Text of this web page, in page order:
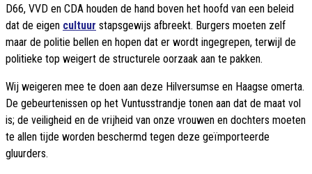
D66, VVD en CDA houden de hand boven het hoofd van een beleid
dat de eigen cultuur stapsgewijs afbreekt. Burgers moeten zelf
maar de politie bellen en hopen dat er wordt ingegrepen, terwijl de
politieke top weigert de structurele oorzaak aan te pakken.
Wij weigeren mee te doen aan deze Hilversumse en Haagse omerta.
De gebeurtenissen op het Vuntusstrandje tonen aan dat de maat vol
is; de veiligheid en de vrijheid van onze vrouwen en dochters moeten
te allen tijde worden beschermd tegen deze geïmporteerde
gluurders.